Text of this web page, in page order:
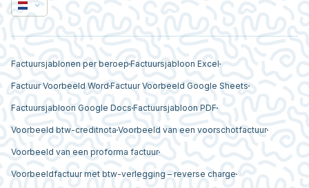
Factuursjablonen per beroep Factuursjabloon Excel
Factuur Voorbeeld Word Factuur Voorbeeld Google Sheets
Factuursjabloon Google Docs Factuursjabloon PDF
Voorbeeld btw-creditnota Voorbeeld van een voorschotfactuur
Voorbeeld van een proforma factuur
Voorbeeldfactuur met btw-verlegging – reverse charge